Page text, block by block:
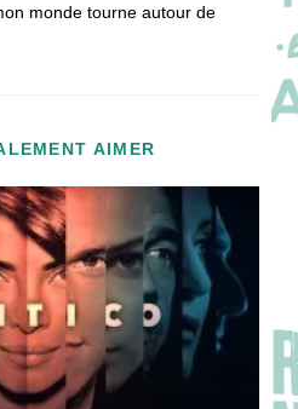
monde tourne autour de
AIMER